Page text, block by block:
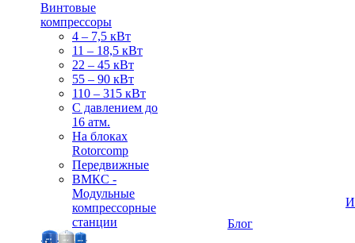
Винтовые
компрессоры
4 – 7,5 кВт
11 – 18,5 кВт
22 – 45 кВт
55 – 90 кВт
110 – 315 кВт
С давлением до
16 атм.
На блоках
Rotorcomp
Передвижные
ВМКС -
Модульные
компрессорные
станции
Блог